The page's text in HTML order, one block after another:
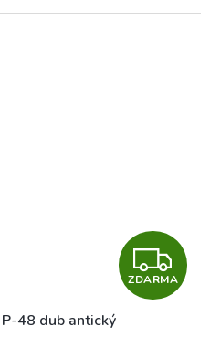
Z
D
ZDARMA
48 dub antický